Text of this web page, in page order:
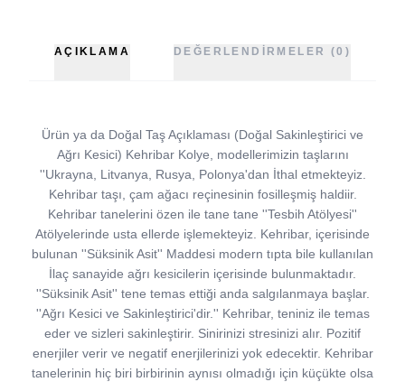
AÇIKLAMA DEĞERLENDIRMELER (0)
Ürün ya da Doğal Taş Açıklaması (Doğal Sakinleştirici ve
Ağrı Kesici) Kehribar Kolye, modellerimizin taşlarını
''Ukrayna, Litvanya, Rusya, Polonya'dan İthal etmekteyiz.
Kehribar taşı, çam ağacı reçinesinin fosilleşmiş haldiir.
Kehribar tanelerini özen ile tane tane ''Tesbih Atölyesi''
Atölyelerinde usta ellerde işlemekteyiz. Kehribar, içerisinde
bulunan ''Süksinik Asit'' Maddesi modern tıpta bile kullanılan
İlaç sanayide ağrı kesicilerin içerisinde bulunmaktadır.
''Süksinik Asit'' tene temas ettiği anda salgılanmaya başlar.
''Ağrı Kesici ve Sakinleştirici'dir.'' Kehribar, teniniz ile temas
eder ve sizleri sakinleştirir. Sinirinizi stresinizi alır. Pozitif
enerjiler verir ve negatif enerjilerinizi yok edecektir. Kehribar
tanelerinin hiç biri birbirinin aynısı olmadığı için küçükte olsa